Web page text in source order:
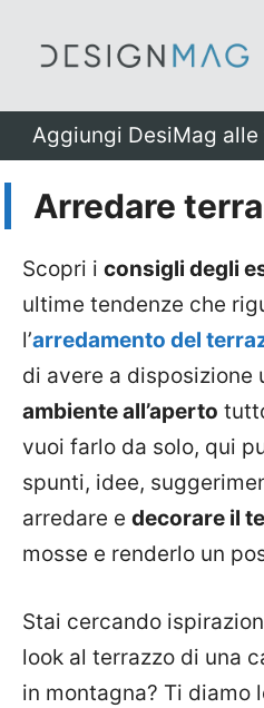
Aggiungi DesiMag
Arredare
Scopri i consigli degli
ultime tendenze che
l’arredamento del
di avere a disposizione
ambiente all’aperto
vuoi farlo da solo, qui
spunti, idee,
arredare e decorare il
mosse e renderlo un
Stai cercando
look al terrazzo di una
in montagna? Ti diamo